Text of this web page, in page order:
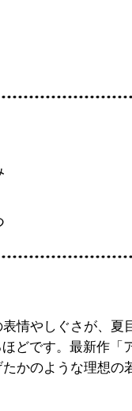
情やしぐさが、夏
どです。最新作「
かのような理想の